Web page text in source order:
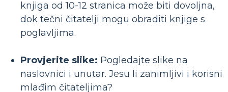
knjiga od 10-12 stranica može biti dovoljna,
dok tečni čitatelji mogu obraditi knjige s
poglavljima.
Provjerite slike: Pogledajte slike na
naslovnici i unutar. Jesu li zanimljivi i korisni
mlađim čitateljima?